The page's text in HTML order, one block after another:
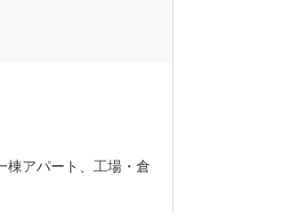
棟アパート、工場・倉